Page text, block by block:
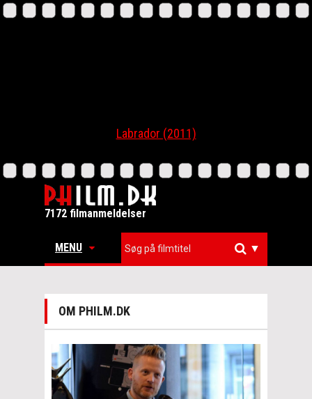
Labrador (2011)
7172 filmanmeldelser
MENU ▼
OM PHILM.DK